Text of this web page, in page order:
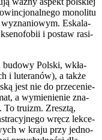
mono­li­tu
Eska­la­
i postaw rasi­
budo­wy Pol­ski, wkła­
i lute­ra­nów), a tak­że
jest nie do prze­ce­nie­
a wymie­nie­nie zna­
To tru­izm. Zresz­tą,
wręcz lek­ce­
w kra­ju przy jed­no­